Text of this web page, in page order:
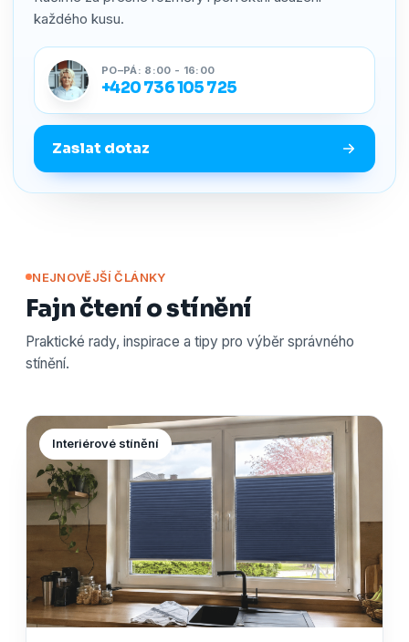
každého kusu.
PO–PÁ: 8:00 - 16:00
+420 736 105 725
Zaslat dotaz
NEJNOVĚJŠÍ ČLÁNKY
Fajn čtení o stínění
Praktické rady, inspirace a tipy pro výběr správného
stínění.
Interiérové stínění